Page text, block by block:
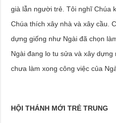
già lẫn người trẻ. Tôi nghĩ Chúa
Chúa thích xây nhà và xây cầu.
dựng giống như Ngài đã chọn
Ngài đang lo tu sửa và xây
chưa làm xong công việc của
HỘI THÁNH MỚI TRẺ TRUNG